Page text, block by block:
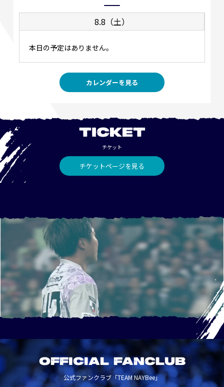
8.8（土）
本日の予定はありません。
カレンダーを見る
TICKET
チケット
チケットページを見る
OFFICIAL FANCLUB
公式ファンクラブ「TEAM NAYBee」